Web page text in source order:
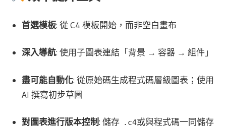
首選模板: 從 C4 模板開始，而非空白畫布
深入導航: 使用子圖表連結「背景 → 容器 → 組件」
盡可能自動化: 從原始碼生成程式碼層級圖表；使用
AI 撰寫初步草圖
對圖表進行版本控制: 儲存 .c4或與程式碼一同儲存